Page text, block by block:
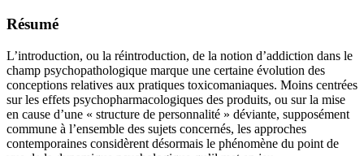
Résumé
L’introduction, ou la réintroduction, de la notion d’addiction dans le
champ psychopathologique marque une certaine évolution des
conceptions relatives aux pratiques toxicomaniaques. Moins centrées
sur les effets psychopharmacologiques des produits, ou sur la mise
en cause d’une « structure de personnalité » déviante, supposément
commune à l’ensemble des sujets concernés, les approches
contemporaines considèrent désormais le phénomène du point de